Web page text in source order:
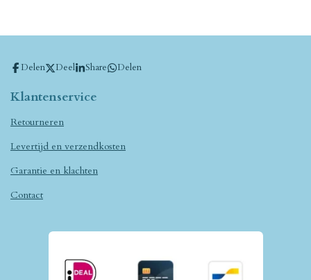
Delen Deel Share Delen
Klantenservice
Retourneren
Levertijd en verzendkosten
Garantie en klachten
Contact